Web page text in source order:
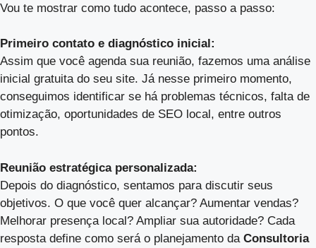
Vou te mostrar como tudo acontece, passo a passo:
Primeiro contato e diagnóstico inicial:
Assim que você agenda sua reunião, fazemos uma análise
inicial gratuita do seu site. Já nesse primeiro momento,
conseguimos identificar se há problemas técnicos, falta de
otimização, oportunidades de SEO local, entre outros
pontos.
Reunião estratégica personalizada:
Depois do diagnóstico, sentamos para discutir seus
objetivos. O que você quer alcançar? Aumentar vendas?
Melhorar presença local? Ampliar sua autoridade? Cada
resposta define como será o planejamento da Consultoria